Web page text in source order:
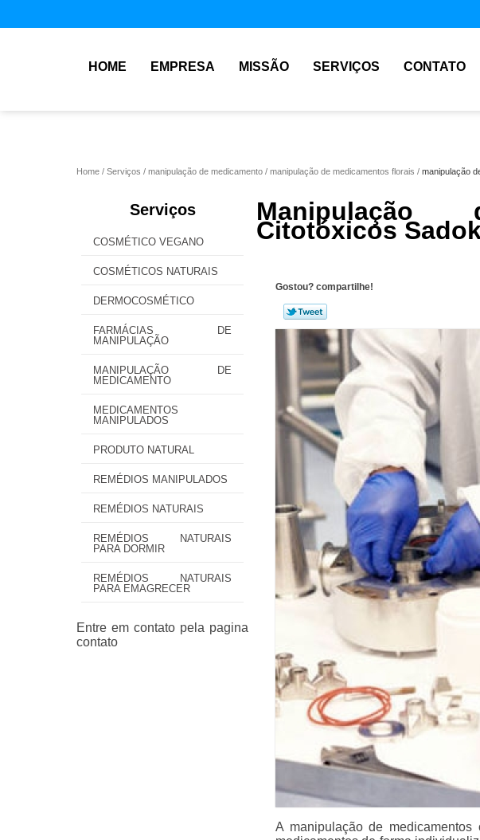
HOME EMPRESA MISSÃO SERVIÇOS CONTATO
Home Serviços manipulação de medicamento manipulação de medicamentos florais manipulação
Serviços
COSMÉTICO VEGANO
COSMÉTICOS NATURAIS
DERMOCOSMÉTICO
FARMÁCIAS DE
MANIPULAÇÃO
MANIPULAÇÃO DE
MEDICAMENTO
MEDICAMENTOS
MANIPULADOS
PRODUTO NATURAL
REMÉDIOS MANIPULADOS
REMÉDIOS NATURAIS
REMÉDIOS NATURAIS
PARA DORMIR
REMÉDIOS NATURAIS
PARA EMAGRECER
Manipulação
Citotóxicos
Gostou? compartilhe!
A manipulação de